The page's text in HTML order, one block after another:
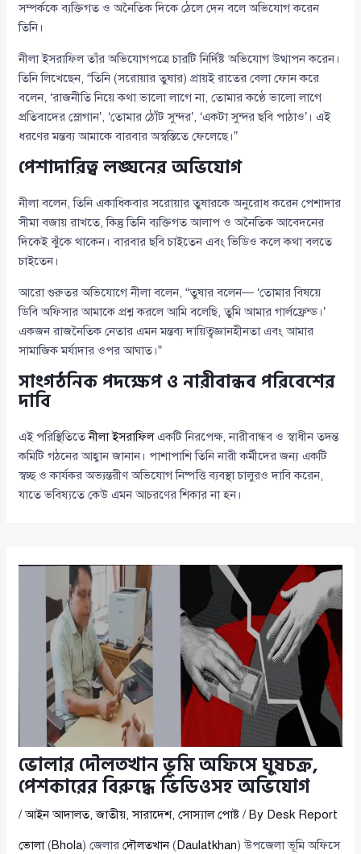
সম্পর্ককে ব্যক্তিগত ও অনৈতিক দিকে ঠেলে দেন বলে অভিযোগ করেন
তিনি।
নীলা ইসরাফিল তাঁর অভিযোগপত্রে চারটি নির্দিষ্ট অভিযোগ উত্থাপন করেন।
তিনি লিখেছেন, “তিনি (সরোয়ার তুষার) প্রায়ই রাতের বেলা ফোন করে
বলেন, ‘রাজনীতি নিয়ে কথা ভালো লাগে না, তোমার কণ্ঠে ভালো লাগে
প্রতিবাদের স্লোগান’, ‘তোমার ঠোঁট সুন্দর’, ‘একটা সুন্দর ছবি পাঠাও’। এই
ধরণের মন্তব্য আমাকে বারবার অস্বস্তিতে ফেলেছে।”
পেশাদারিত্ব লঙ্ঘনের অভিযোগ
নীলা বলেন, তিনি একাধিকবার সরোয়ার তুষারকে অনুরোধ করেন পেশাদার
সীমা বজায় রাখতে, কিন্তু তিনি ব্যক্তিগত আলাপ ও অনৈতিক আবেদনের
দিকেই ঝুঁকে থাকেন। বারবার ছবি চাইতেন এবং ভিডিও কলে কথা বলতে
চাইতেন।
আরো গুরুতর অভিযোগে নীলা বলেন, “তুষার বলেন— ‘তোমার বিষয়ে
ডিবি অফিসার আমাকে প্রশ্ন করলে আমি বলেছি, তুমি আমার গার্লফ্রেন্ড।’
একজন রাজনৈতিক নেতার এমন মন্তব্য দায়িত্বজ্ঞানহীনতা এবং আমার
সামাজিক মর্যাদার ওপর আঘাত।”
সাংগঠনিক পদক্ষেপ ও নারীবান্ধব পরিবেশের
দাবি
এই পরিস্থিতিতেনীলা ইসরাফিলএকটি নিরপেক্ষ, নারীবান্ধব ও স্বাধীন তদন্ত
কমিটি গঠনের আহ্বান জানান। পাশাপাশি তিনি নারী কর্মীদের জন্য একটি
স্বচ্ছ ও কার্যকর অভ্যন্তরীণ অভিযোগ নিষ্পত্তি ব্যবস্থা চালুরও দাবি করেন,
যাতে ভবিষ্যতে কেউ এমন আচরণের শিকার না হন।
ভোলার দৌলতখান ভূমি অফিসে ঘুষচক্র,
পেশকারের বিরুদ্ধে ভিডিওসহ অভিযোগ
/আইন আদালত,জাতীয়,সারাদেশ,সোস্যাল পোষ্ট / By Desk Report
ভোলা(Bhola) জেলারদৌলতখান( Daulatkhan) উপজেলা ভূমি অফিসে